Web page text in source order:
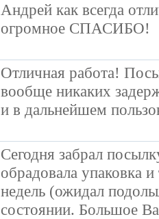
Андрей как всегда
огромное СПАСИБО!
Отличная работа!
вообще никаких
и в дальнейшем
Сегодня забрал
обрадовала упаковка
недель (ожидал
состоянии. Большое